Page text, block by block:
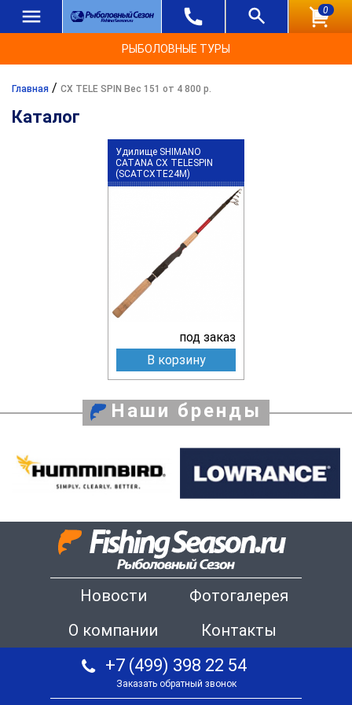
0
РЫБОЛОВНЫЕ ТУРЫ
Главная / CX TELE SPIN Вес 151 от 4 800 р.
Каталог
Удилище SHIMANO
CATANA CX TELESPIN
(SCATCXTE24M)
под заказ
В корзину
Наши бренды
Новости
Фотогалерея
О компании
Контакты
+7 (499) 398 22 54
Заказать обратный звонок